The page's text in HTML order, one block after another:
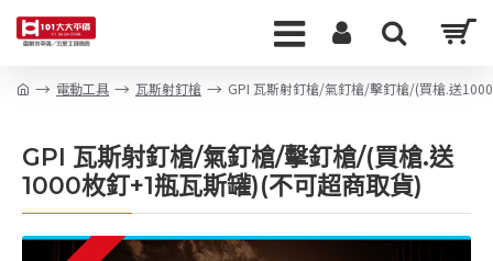
電動工具 瓦斯射釘槍 GPI 瓦斯射釘槍/氣釘槍/擊釘槍/(買槍.送
GPI 瓦斯射釘槍/氣釘槍/擊釘槍/(買槍.送
1000枚釘+1瓶瓦斯罐)(不可超商取貨)